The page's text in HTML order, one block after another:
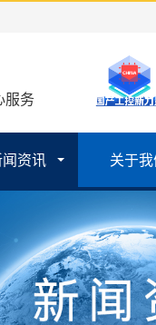
服务
资讯 关于